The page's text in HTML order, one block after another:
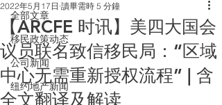
全部文章
移民政策动态
公司新闻
纽约地产新闻
【ARCFE 时讯】美四大国会
议员联名致信移民局：“区域
中心无需重新授权流程” | 含
全文翻译及解读
2022年5月17日 讀畢需時 5 分鐘